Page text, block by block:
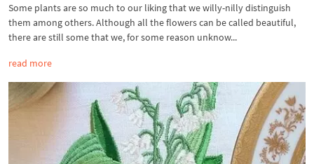
Some plants are so much to our liking that we willy-nilly distinguish
them among others. Although all the flowers can be called beautiful,
there are still some that we, for some reason unknow...
read more